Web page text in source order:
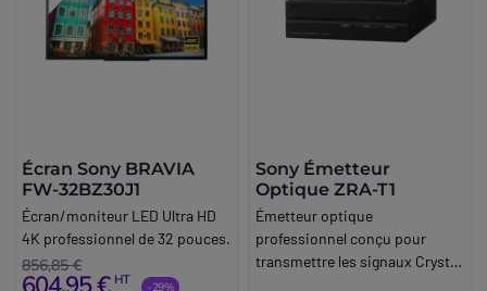
Écran Sony BRAVIA
FW-32BZ30J1
Écran/moniteur LED Ultra HD
4K professionnel de 32 pouces.
856,85 €
604,95 € HT -29%
Sony Émetteur
Optique ZRA-T1
Émetteur optique
professionnel conçu pour
transmettre les signaux Crystal